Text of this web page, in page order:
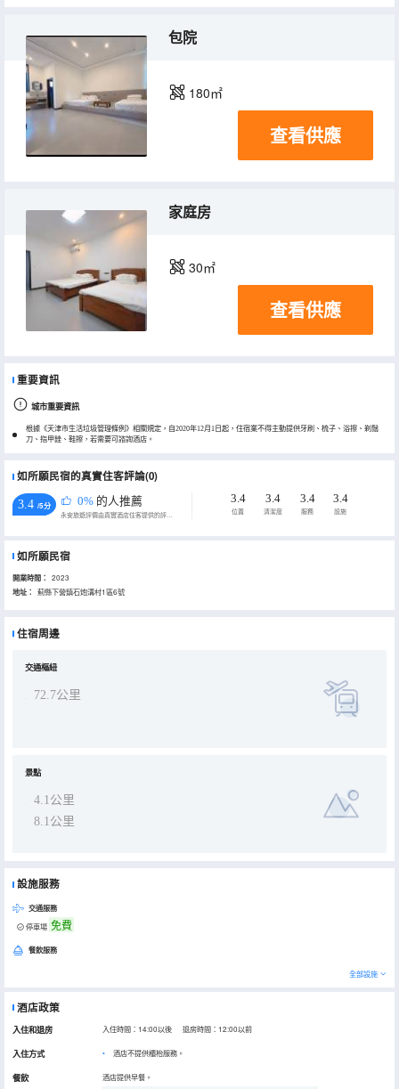
包院
180㎡
查看供應
家庭房
30㎡
查看供應
重要資訊
城市重要資訊
根據《天津市生活垃圾管理條例》相關規定，自2020年12月1日起，住宿業不得主動提供牙刷、梳子、浴擦、剃鬚
刀、指甲銼、鞋擦，若需要可諮詢酒店。
如所願民宿的真實住客評論(0)
3.4 /5分 0% 的人推薦
永安旅遊評價由真實酒店住客提供的評價。
3.4
位置
3.4
清潔度
3.4
服務
3.4
設施
如所願民宿
開業時間： 2023
地址： 薊縣下營鎮石炮溝村1區6號
住宿周邊
交通樞紐
72.7公里
景點
4.1公里
8.1公里
設施服務
交通服務
停車場 免費
餐飲服務
全部設施
酒店政策
入住和退房 入住時間：14:00以後 退房時間：12:00以前
入住方式 酒店不提供櫃枱服務。
餐飲 酒店提供早餐。